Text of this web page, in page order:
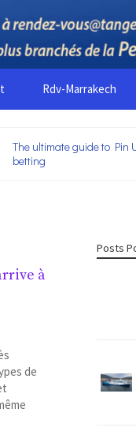
Rdv-Marrakech
The ultimate guide to Pin
betting
à
de
Posts